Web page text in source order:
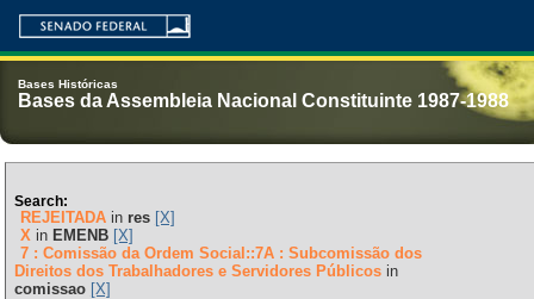
Bases Históricas
Bases da Assembleia Nacional Constituinte 1987-1988
Search:
REJEITADAin res [X]
Xin EMENB [X]
7 : Comissão da Ordem Social::7A : Subcomissão dos
Direitos dos Trabalhadores e Servidores Públicosin
comissao [X]